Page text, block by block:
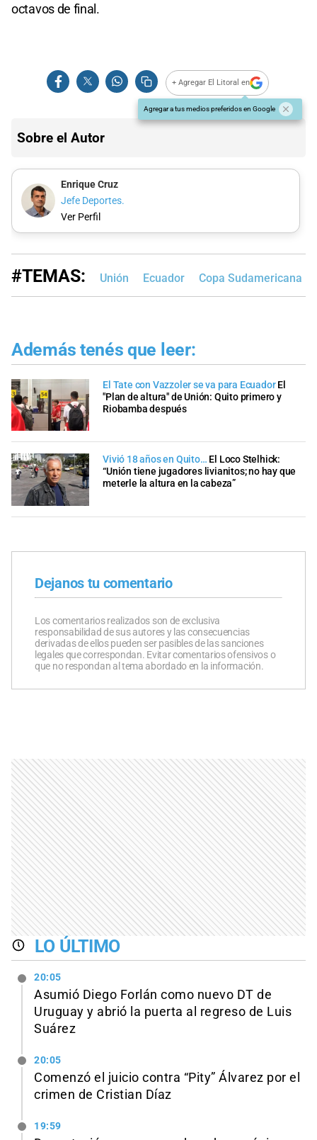
octavos de final.
+ Agregar El Litoral en
Agregar a tus medios preferidos en Google
Sobre el Autor
Enrique Cruz
Jefe Deportes.
Ver Perfil
#TEMAS: Unión Ecuador Copa Sudamericana
Además tenés que leer:
El Tate con Vazzoler se va para Ecuador El
"Plan de altura" de Unión: Quito primero y
Riobamba después
Vivió 18 años en Quito… El Loco Stelhick:
“Unión tiene jugadores livianitos; no hay que
meterle la altura en la cabeza”
Dejanos tu comentario
Los comentarios realizados son de exclusiva
responsabilidad de sus autores y las consecuencias
derivadas de ellos pueden ser pasibles de las sanciones
legales que correspondan. Evitar comentarios ofensivos o
que no respondan al tema abordado en la información.
LO ÚLTIMO
20:05
Asumió Diego Forlán como nuevo DT de
Uruguay y abrió la puerta al regreso de Luis
Suárez
20:05
Comenzó el juicio contra “Pity” Álvarez por el
crimen de Cristian Díaz
19:59